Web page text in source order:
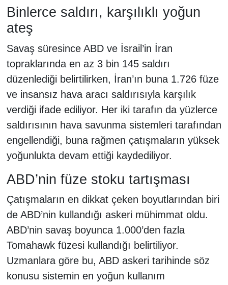
Binlerce saldırı, karşılıklı yoğun
ateş
Savaş süresince ABD ve İsrail’in İran
topraklarında en az 3 bin 145 saldırı
düzenlediği belirtilirken, İran’ın buna 1.726 füze
ve insansız hava aracı saldırısıyla karşılık
verdiği ifade ediliyor. Her iki tarafın da yüzlerce
saldırısının hava savunma sistemleri tarafından
engellendiği, buna rağmen çatışmaların yüksek
yoğunlukta devam ettiği kaydediliyor.
ABD’nin füze stoku tartışması
Çatışmaların en dikkat çeken boyutlarından biri
de ABD’nin kullandığı askeri mühimmat oldu.
ABD’nin savaş boyunca 1.000’den fazla
Tomahawk füzesi kullandığı belirtiliyor.
Uzmanlara göre bu, ABD askeri tarihinde söz
konusu sistemin en yoğun kullanım